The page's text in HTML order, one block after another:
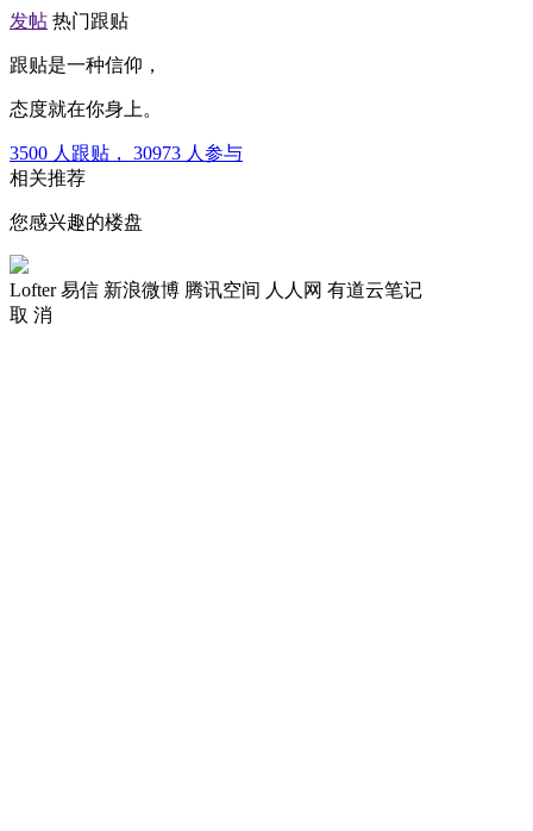
发帖 热门跟贴
跟贴是一种信仰，
态度就在你身上。
3500 人跟贴， 30973 人参与
相关推荐
您感兴趣的楼盘
Lofter 易信 新浪微博 腾讯空间 人人网 有道云笔记
取 消